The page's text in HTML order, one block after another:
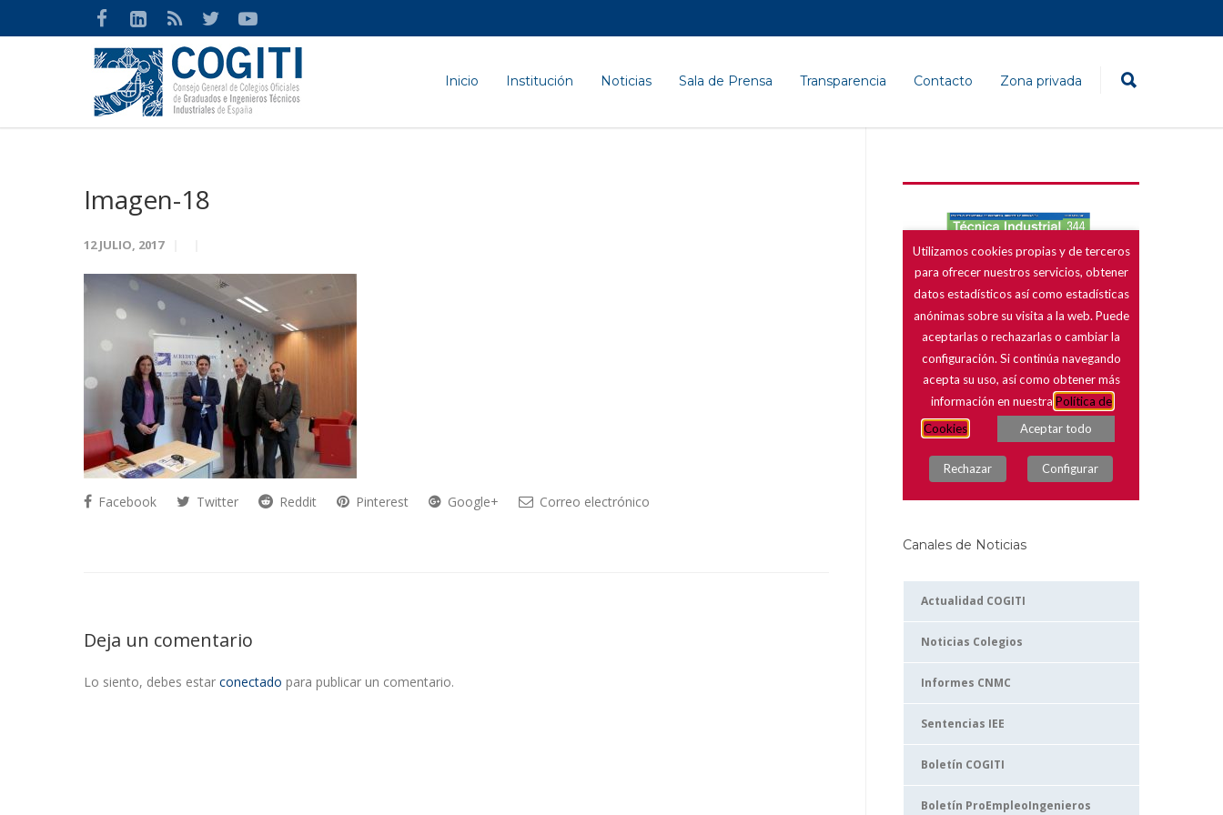
Inicio Institución Noticias Sala de Prensa Transparencia Contacto Zona privada
Imagen-18
12 JULIO, 2017
Facebook Twitter Reddit Pinterest Google+ Correo electrónico
Deja un comentario
Lo siento, debes estar conectado para publicar un comentario.
Canales de Noticias
Actualidad COGITI
Noticias Colegios
Informes CNMC
Sentencias IEE
Boletín COGITI
Boletín ProEmpleoIngenieros